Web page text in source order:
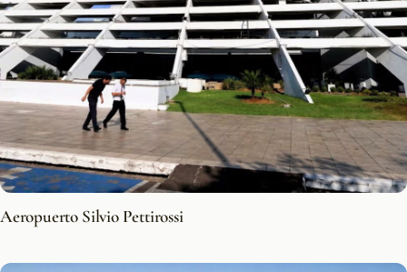
Aeropuerto Silvio Pettirossi